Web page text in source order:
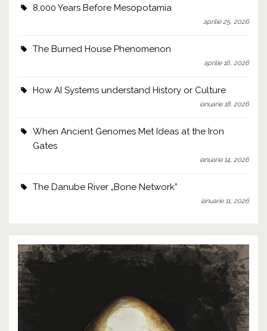
8,000 Years Before Mesopotamia
aprilie 25, 2026
The Burned House Phenomenon
aprilie 16, 2026
How AI Systems understand History or Culture
ianuarie 18, 2026
When Ancient Genomes Met Ideas at the Iron
Gates
ianuarie 14, 2026
The Danube River „Bone Network”
ianuarie 11, 2026